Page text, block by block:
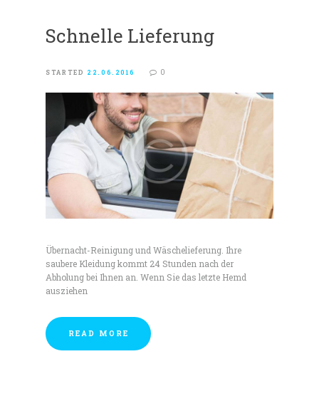
Schnelle Lieferung
STARTED 22.06.2016 0
Übernacht-Reinigung und Wäschelieferung. Ihre
saubere Kleidung kommt 24 Stunden nach der
Abholung bei Ihnen an. Wenn Sie das letzte Hemd
ausziehen
READ MORE